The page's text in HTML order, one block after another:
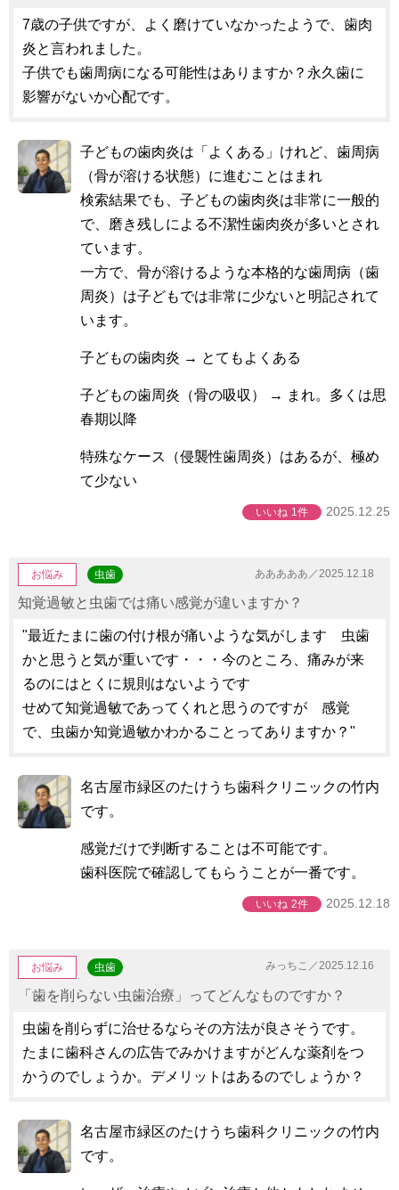
7歳の子供ですが、よく磨けていなかったようで、歯肉
炎と言われました。
子供でも歯周病になる可能性はありますか？永久歯に
影響がないか心配です。
子どもの歯肉炎は「よくある」けれど、歯周病
（骨が溶ける状態）に進むことはまれ
検索結果でも、子どもの歯肉炎は非常に一般的
で、磨き残しによる不潔性歯肉炎が多いとされ
ています。
一方で、骨が溶けるような本格的な歯周病（歯
周炎）は子どもでは非常に少ないと明記されて
います。
子どもの歯肉炎 → とてもよくある
子どもの歯周炎（骨の吸収） → まれ。多くは思
春期以降
特殊なケース（侵襲性歯周炎）はあるが、極め
て少ない
いいね 1件 2025.12.25
あああああ／2025.12.18
お悩み 虫歯
知覚過敏と虫歯では痛い感覚が違いますか？
"最近たまに歯の付け根が痛いような気がします 虫歯
かと思うと気が重いです・・・今のところ、痛みが来
るのにはとくに規則はないようです
せめて知覚過敏であってくれと思うのですが 感覚
で、虫歯か知覚過敏かわかることってありますか？"
名古屋市緑区のたけうち歯科クリニックの竹内
です。
感覚だけで判断することは不可能です。
歯科医院で確認してもらうことが一番です。
いいね 2件 2025.12.18
みっちこ／2025.12.16
お悩み 虫歯
「歯を削らない虫歯治療」ってどんなものですか？
虫歯を削らずに治せるならその方法が良さそうです。
たまに歯科さんの広告でみかけますがどんな薬剤をつ
かうのでしょうか。デメリットはあるのでしょうか？
名古屋市緑区のたけうち歯科クリニックの竹内
です。